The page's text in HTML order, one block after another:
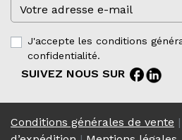
J'accepte les conditions
confidentialité.
SUIVEZ NOUS SUR facebook
Conditions générales de vente |